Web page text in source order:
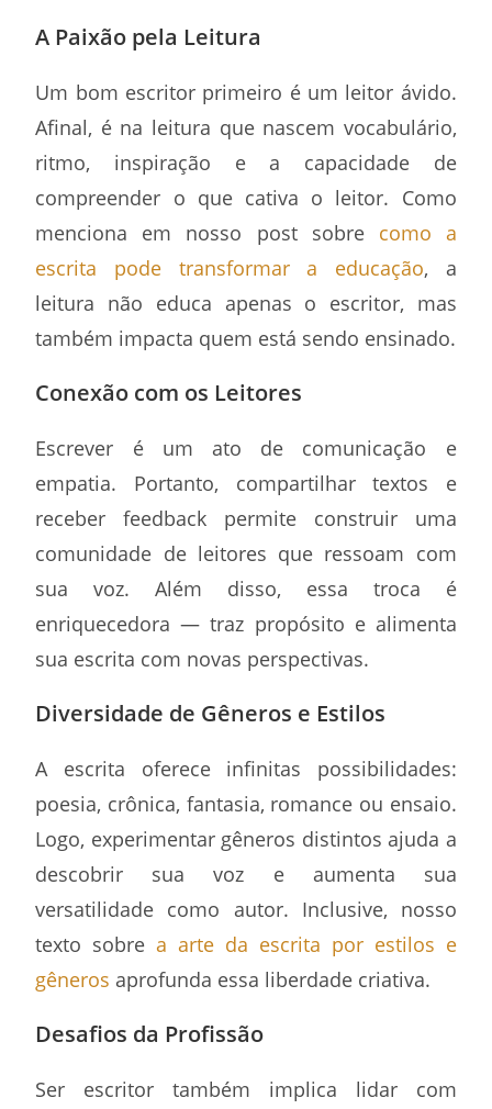
A Paixão pela Leitura
Um bom escritor primeiro é um leitor ávido.
Afinal, é na leitura que nascem vocabulário,
ritmo, inspiração e a capacidade de
compreender o que cativa o leitor. Como
menciona em nosso post sobre como a
escrita pode transformar a educação, a
leitura não educa apenas o escritor, mas
também impacta quem está sendo ensinado.
Conexão com os Leitores
Escrever é um ato de comunicação e
empatia. Portanto, compartilhar textos e
receber feedback permite construir uma
comunidade de leitores que ressoam com
sua voz. Além disso, essa troca é
enriquecedora — traz propósito e alimenta
sua escrita com novas perspectivas.
Diversidade de Gêneros e Estilos
A escrita oferece infinitas possibilidades:
poesia, crônica, fantasia, romance ou ensaio.
Logo, experimentar gêneros distintos ajuda a
descobrir sua voz e aumenta sua
versatilidade como autor. Inclusive, nosso
texto sobrea arte da escrita por estilos e
gêneros aprofunda essa liberdade criativa.
Desafios da Profissão
Ser escritor também implica lidar com